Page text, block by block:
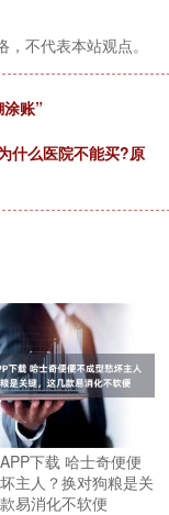
不代表本站观点。
账”
什么医院不能买?原
下载 哈士奇便便
主人？换对狗粮是关
易消化不软便